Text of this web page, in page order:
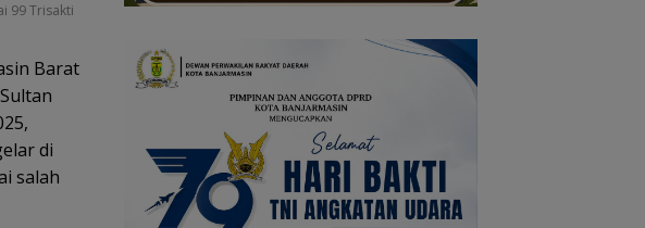
99 Trisakti
Barat
di
salah